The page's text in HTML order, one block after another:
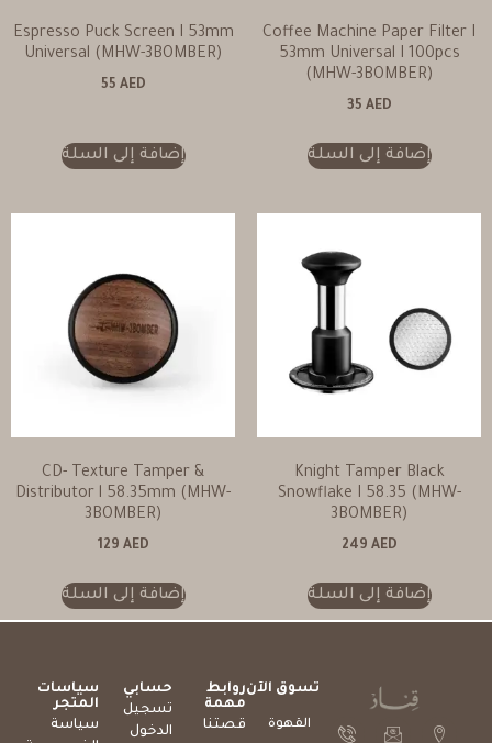
Coffee Machine Paper Filter I
53mm Universal I 100pcs
(MHW-3BOMBER)
35 AED
إضافة إلى السلة
Espresso Puck Screen I 53mm
Universal (MHW-3BOMBER)
55 AED
إضافة إلى السلة
Knight Tamper Black
Snowflake I 58.35 (MHW-
3BOMBER)
249 AED
إضافة إلى السلة
CD- Texture Tamper &
Distributor l 58.35mm (MHW-
3BOMBER)
129 AED
إضافة إلى السلة
تسوق الآن
القهوة
روابط
مهمة
قصتنا
حسابي
تسجيل
الدخول
سياسات
المتجر
سياسة